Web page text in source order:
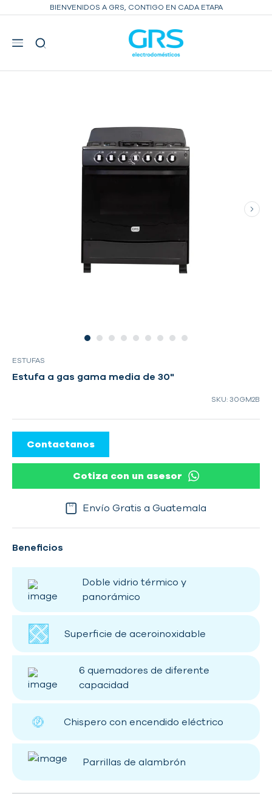
BIENVENIDOS A GRS, CONTIGO EN CADA ETAPA
ESTUFAS
Estufa a gas gama media de 30"
SKU: 30GM2B
Contactanos
Cotiza con un asesor
Envío Gratis a Guatemala
Beneficios
Doble vidrio térmico y
panorámico
Superficie de aceroinoxidable
6 quemadores de diferente
capacidad
Chispero con encendido eléctrico
Parrillas de alambrón